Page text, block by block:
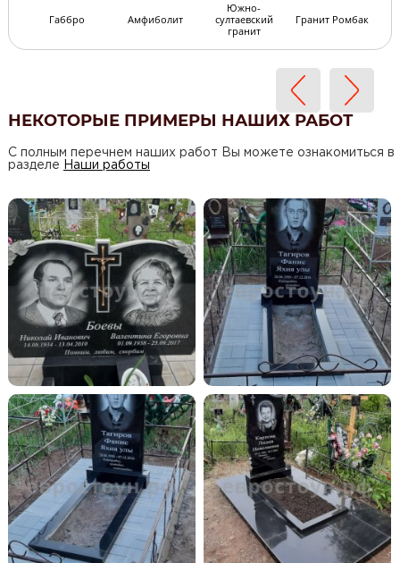
Габбро Амфиболит
Южно-
султаевский
гранит
Гранит Ромбак
НЕКОТОРЫЕ ПРИМЕРЫ НАШИХ РАБОТ
С полным перечнем наших работ Вы можете ознакомиться в
разделе
Наши работы